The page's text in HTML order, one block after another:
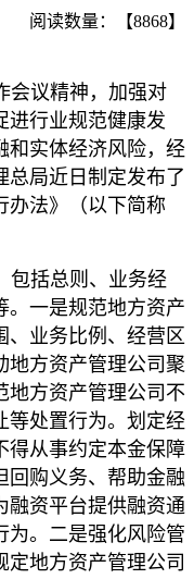
阅读数量：【8868】
会议精神，加强对
进行业规范健康发
和实体经济风险，经
总局近日制定发布了
办法》（以下简称
包括总则、业务经
。一是规范地方资产
、业务比例、经营区
地方资产管理公司聚
地方资产管理公司不
等处置行为。划定经
得从事约定本金保障
回购义务、帮助金融
融资平台提供融资通
为。二是强化风险管
地方资产管理公司